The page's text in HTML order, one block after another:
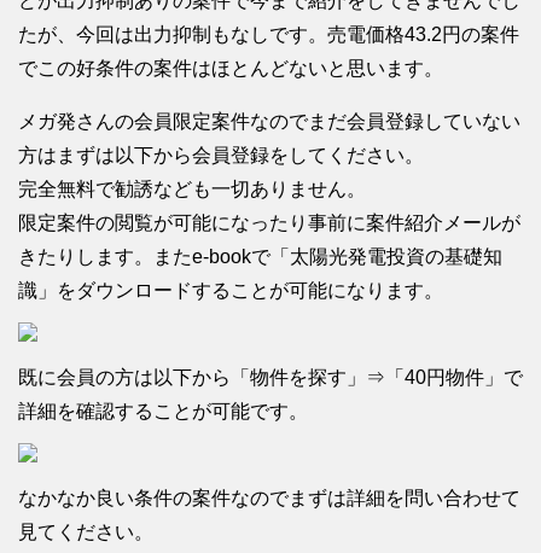
たが、今回は出力抑制もなしです。売電価格43.2円の案件
でこの好条件の案件はほとんどないと思います。
メガ発さんの会員限定案件なのでまだ会員登録していない
方はまずは以下から会員登録をしてください。
完全無料で勧誘なども一切ありません。
限定案件の閲覧が可能になったり事前に案件紹介メールが
きたりします。またe-bookで「太陽光発電投資の基礎知
識」をダウンロードすることが可能になります。
既に会員の方は以下から「物件を探す」⇒「40円物件」で
詳細を確認することが可能です。
なかなか良い条件の案件なのでまずは詳細を問い合わせて
見てください。